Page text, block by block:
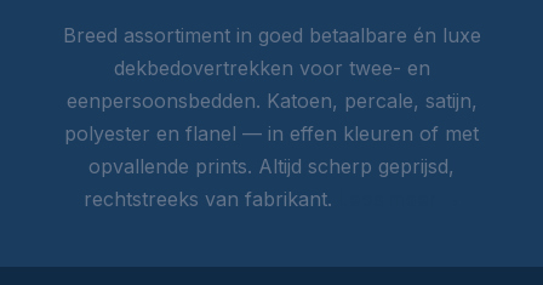
Breed assortiment in goed betaalbare én luxe
dekbedovertrekken voor twee- en
eenpersoonsbedden. Katoen, percale, satijn,
polyester en flanel — in effen kleuren of met
opvallende prints. Altijd scherp geprijsd,
rechtstreeks van fabrikant.